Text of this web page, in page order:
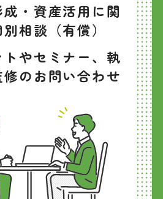
・資産活用に関
相談（有償）
トやセミナー、執
のお問い合わせ